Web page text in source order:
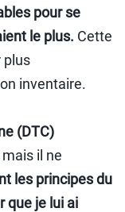
pour se
le plus. Cette
plus
inventaire.
(DTC)
il ne
les principes du
que je lui ai